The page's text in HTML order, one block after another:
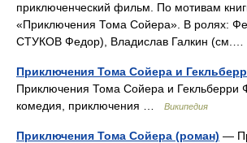
приключенческий фильм. По мотивам
«Приключения Тома Сойера». В ролях:
СТУКОВ Федор), Владислав Галкин
Приключения Тома Сойера и
Приключения Тома Сойера и
комедия, приключения …
Википедия
Приключения Тома Сойера (роман) —